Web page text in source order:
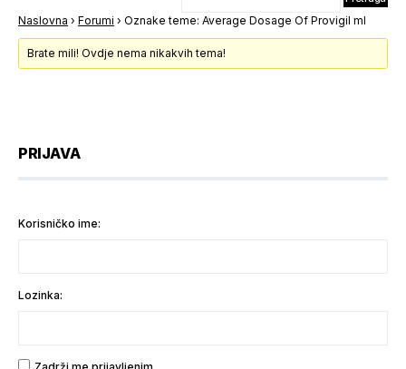
Naslovna › Forumi › Oznake teme: Average Dosage Of Provigil ml
Brate mili! Ovdje nema nikakvih tema!
PRIJAVA
Korisničko ime:
Lozinka: